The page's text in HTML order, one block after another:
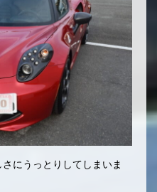
にうっとりしてしまいま